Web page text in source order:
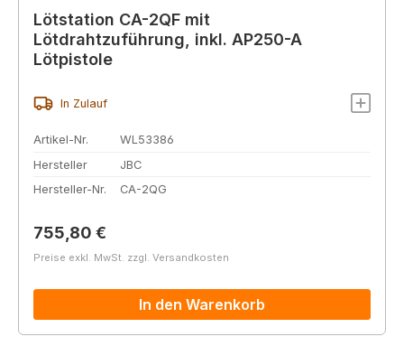
Lötstation CA-2QF mit
Lötdrahtzuführung, inkl. AP250-A
Lötpistole
In Zulauf
Artikel-Nr.
WL53386
Hersteller
JBC
Hersteller-Nr.
CA-2QG
Regulärer Preis:
755,80 €
Preise exkl. MwSt. zzgl. Versandkosten
In den Warenkorb